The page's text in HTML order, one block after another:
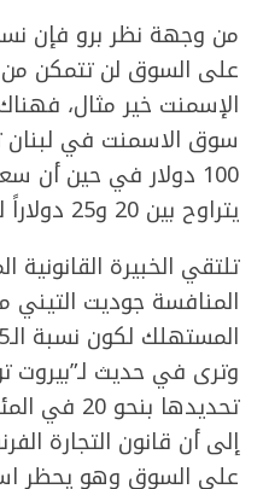
على السوق لن تتمكن من
الإسمنت خير مثال،
سوق الاسمنت في لبنان
100 دولار في حين أن
يتراوح بين 20 و25 دولاراً للطن.
تلتقي الخبيرة القانونية
المنافسة جوديت
وترى في حديث لـ”بيروت
تحديدها
إلى أن قانون التجارة
على السوق وهو يحظر